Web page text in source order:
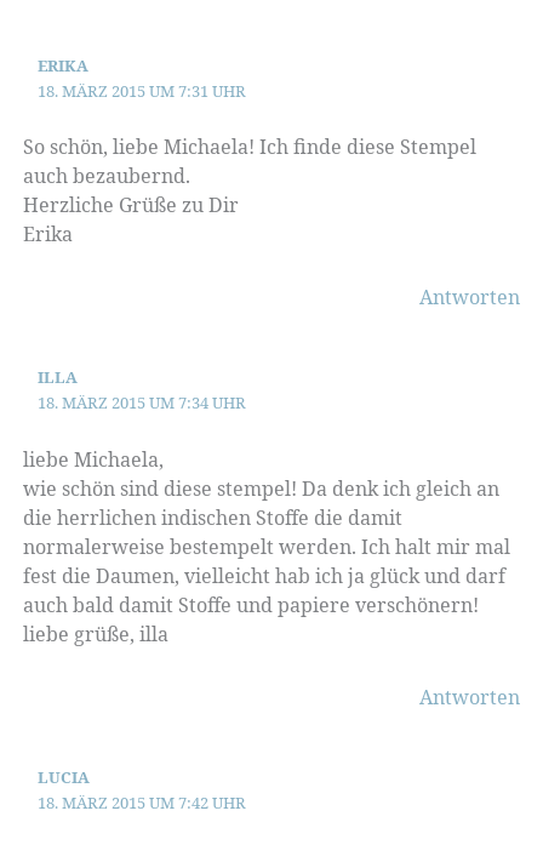
ERIKA
18. MÄRZ 2015 UM 7:31 UHR
So schön, liebe Michaela! Ich finde diese Stempel
auch bezaubernd.
Herzliche Grüße zu Dir
Erika
Antworten
ILLA
18. MÄRZ 2015 UM 7:34 UHR
liebe Michaela,
wie schön sind diese stempel! Da denk ich gleich an
die herrlichen indischen Stoffe die damit
normalerweise bestempelt werden. Ich halt mir mal
fest die Daumen, vielleicht hab ich ja glück und darf
auch bald damit Stoffe und papiere verschönern!
liebe grüße, illa
Antworten
LUCIA
18. MÄRZ 2015 UM 7:42 UHR